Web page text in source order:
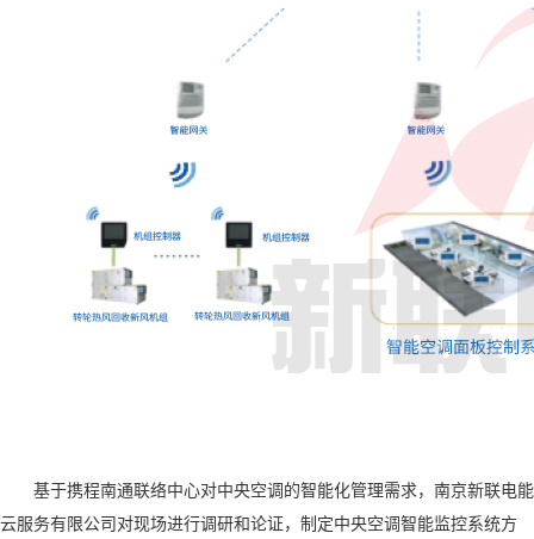
基于携程南通联络中心对中央空调的智能化管理需求，南京新联电能
云服务有限公司对现场进行调研和论证，制定中央空调智能监控系统方